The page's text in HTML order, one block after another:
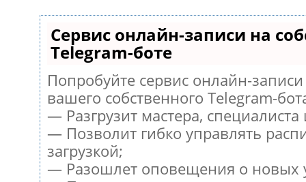
Сервис онлайн-записи на
Telegram-боте
Попробуйте сервис онлайн-
вашего собственного Telegram-
— Разгрузит мастера,
— Позволит гибко управлять
загрузкой;
— Разошлет оповещения о новых